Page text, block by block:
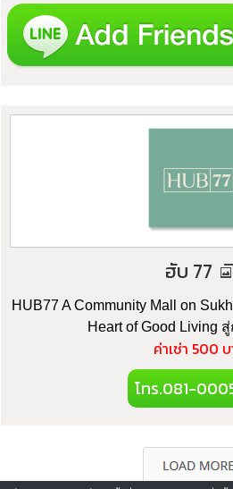
ฮับ 77
HUB77 A Community Mall on
Heart of Good Living
ค่าเช่า 500
โทร.081-